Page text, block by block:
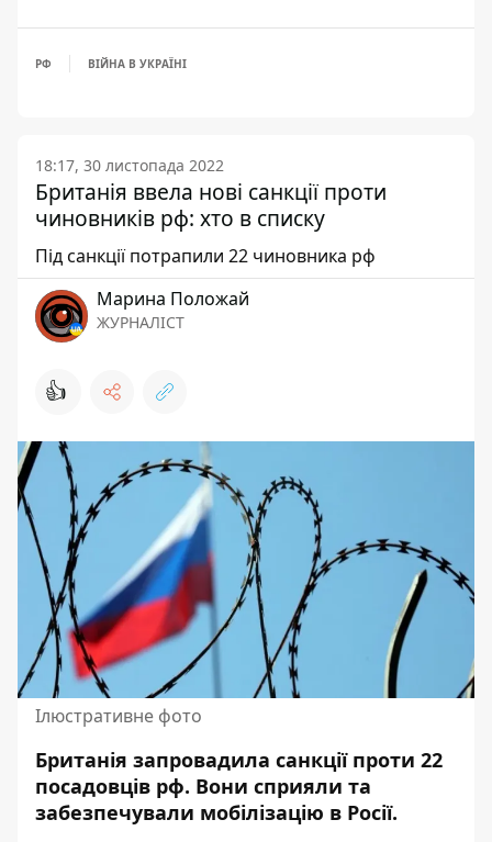
РФ ВІЙНА В УКРАЇНІ
18:17, 30 листопада 2022
Британія ввела нові санкції проти
чиновників рф: хто в списку
Під санкції потрапили 22 чиновника рф
Марина Положай
ЖУРНАЛІСТ
👍
Ілюстративне фото
Британія запровадила санкції проти 22
посадовців рф. Вони сприяли та
забезпечували мобілізацію в Росії.